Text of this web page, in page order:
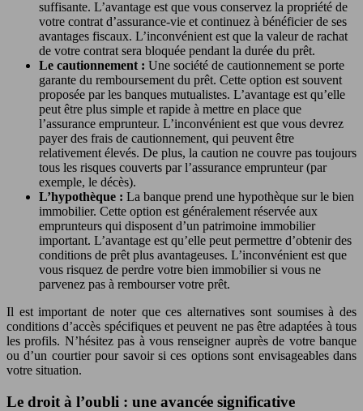
suffisante. L’avantage est que vous conservez la propriété de
votre contrat d’assurance-vie et continuez à bénéficier de ses
avantages fiscaux. L’inconvénient est que la valeur de rachat
de votre contrat sera bloquée pendant la durée du prêt.
Le cautionnement : Une société de cautionnement se porte
garante du remboursement du prêt. Cette option est souvent
proposée par les banques mutualistes. L’avantage est qu’elle
peut être plus simple et rapide à mettre en place que
l’assurance emprunteur. L’inconvénient est que vous devrez
payer des frais de cautionnement, qui peuvent être
relativement élevés. De plus, la caution ne couvre pas toujours
tous les risques couverts par l’assurance emprunteur (par
exemple, le décès).
L’hypothèque : La banque prend une hypothèque sur le bien
immobilier. Cette option est généralement réservée aux
emprunteurs qui disposent d’un patrimoine immobilier
important. L’avantage est qu’elle peut permettre d’obtenir des
conditions de prêt plus avantageuses. L’inconvénient est que
vous risquez de perdre votre bien immobilier si vous ne
parvenez pas à rembourser votre prêt.
Il est important de noter que ces alternatives sont soumises à des
conditions d’accès spécifiques et peuvent ne pas être adaptées à tous
les profils. N’hésitez pas à vous renseigner auprès de votre banque
ou d’un courtier pour savoir si ces options sont envisageables dans
votre situation.
Le droit à l’oubli : une avancée significative